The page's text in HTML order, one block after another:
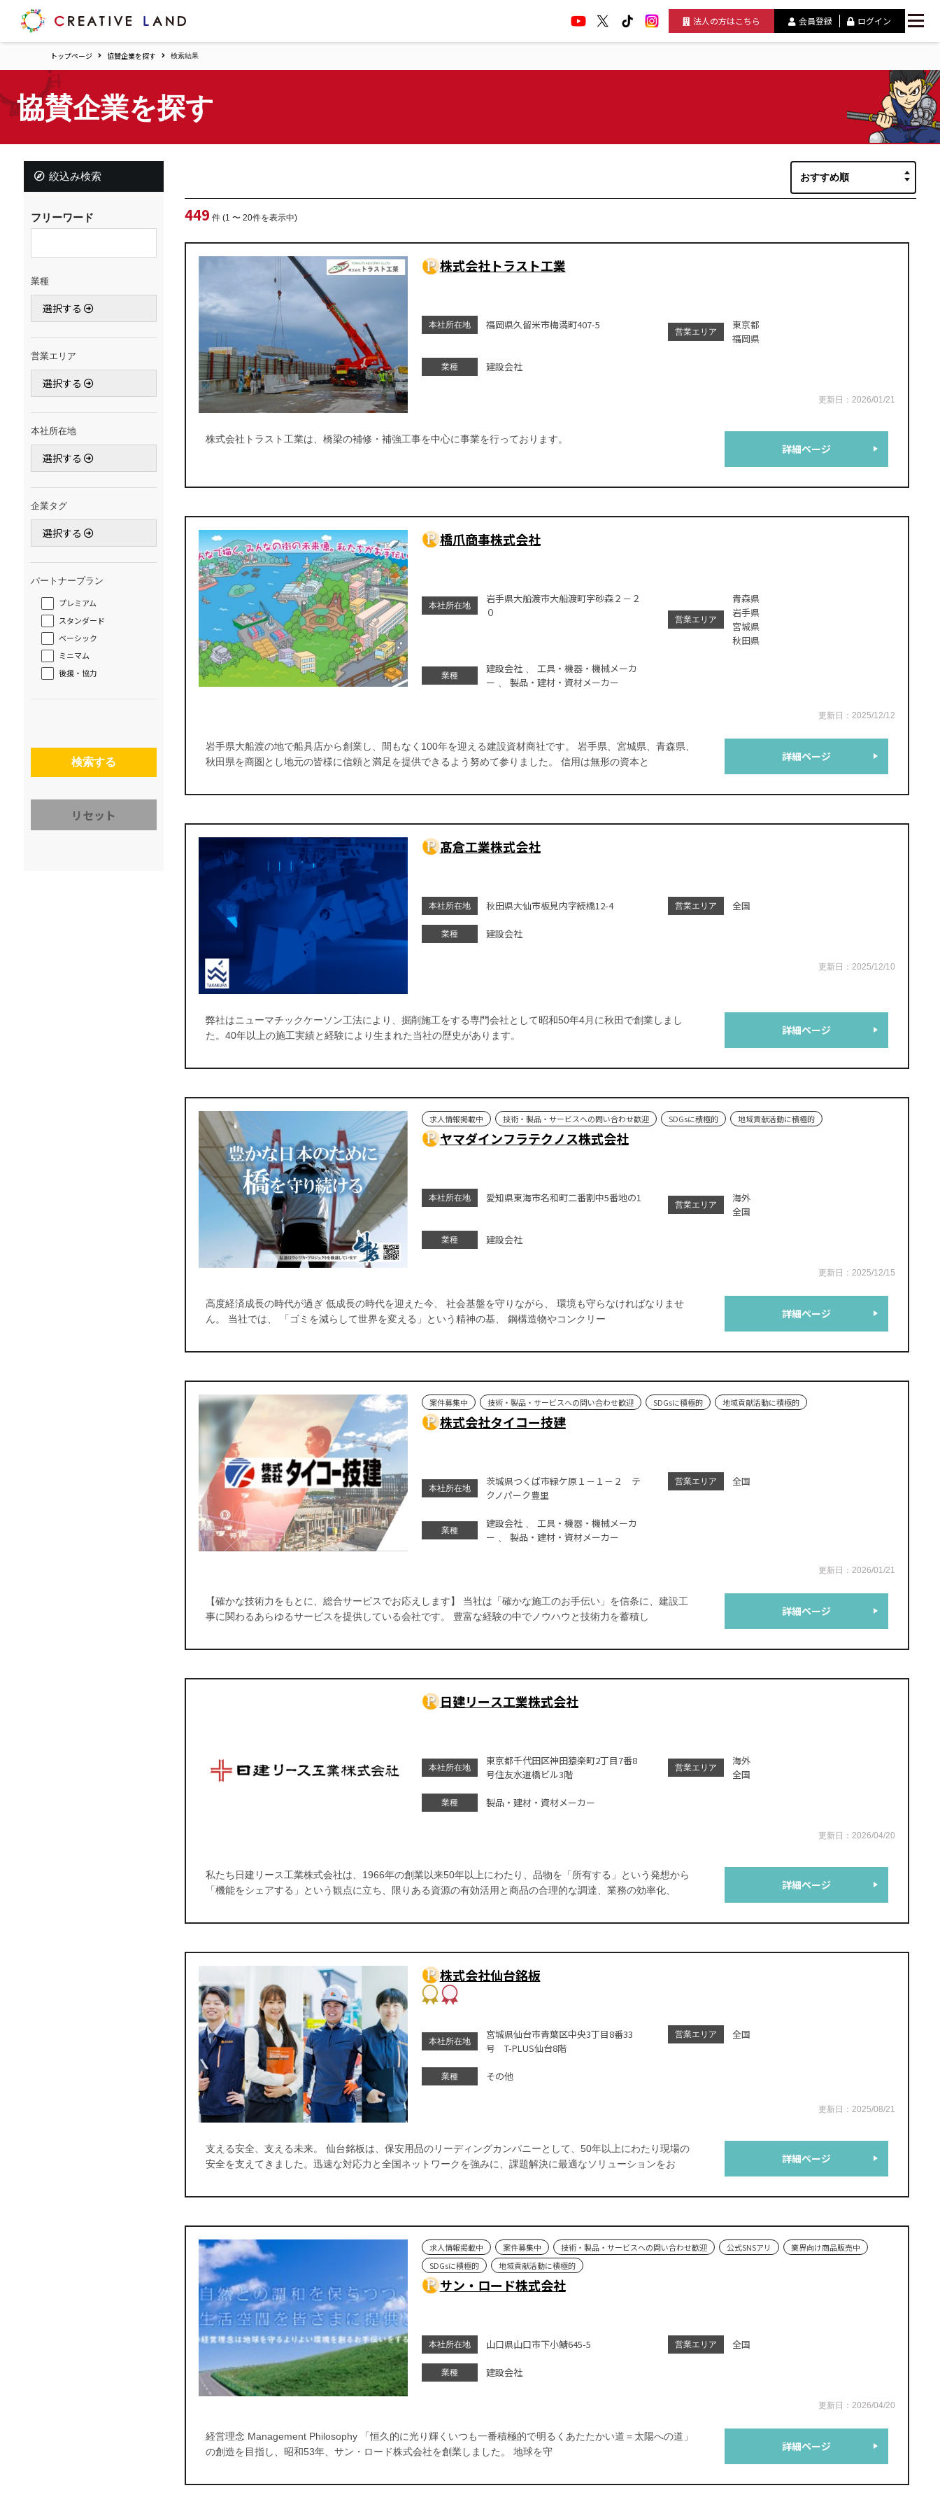
ク
リ
エ
テ
ブ
ラ
ド
ホ
ム
法人の方はこちら 会員登録 ログイン
トップページ 協賛企業を探す 検索結果
協賛企業を探す
絞込み検索
フリーワード
業種
選択する
営業エリア
選択する
本社所在地
選択する
企業タグ
選択する
パートナープラン
プレミアム
スタンダード
ベーシック
ミニマム
後援・協力
検索する
リセット
449 件 (1 〜 20件を表示中)
株式会社トラスト工業
本社所在地 福岡県久留米市梅満町407-5
営業エリア
東京都
福岡県
業種 建設会社
更新日：2026/01/21
株式会社トラスト工業は、橋梁の補修・補強工事を中心に事業を行っております。
詳細ページ
橋爪商事株式会社
本社所在地
岩手県大船渡市大船渡町字砂森２－２
０
営業エリア
青森県
岩手県
宮城県
秋田県
業種
建設会社、 工具・機器・機械メーカ
ー
製品・建材・資材メーカー
更新日：2025/12/12
岩手県大船渡の地で船具店から創業し、間もなく100年を迎える建設資材商社です。 岩手県、宮城県、青森県、
秋田県を商圏とし地元の皆様に信頼と満足を提供できるよう努めて参りました。 信用は無形の資本と
詳細ページ
髙倉工業株式会社
本社所在地 秋田県大仙市板見内字続橋12-4 営業エリア 全国
業種 建設会社
更新日：2025/12/10
弊社はニューマチックケーソン工法により、掘削施工をする専門会社として昭和50年4月に秋田で創業しまし
た。40年以上の施工実績と経験により生まれた当社の歴史があります。
詳細ページ
求人情報掲載中 技術・製品・サービスへの問い合わせ歓迎 SDGsに積極的 地域貢献活動に積極的
ヤマダインフラテクノス株式会社
本社所在地 愛知県東海市名和町二番割中5番地の1
営業エリア
海外
全国
業種 建設会社
更新日：2025/12/15
高度経済成長の時代が過ぎ 低成長の時代を迎えた今、 社会基盤を守りながら、 環境も守らなければなりませ
ん。 当社では、 「ゴミを減らして世界を変える」という精神の基、 鋼構造物やコンクリー
詳細ページ
案件募集中 技術・製品・サービスへの問い合わせ歓迎 SDGsに積極的 地域貢献活動に積極的
株式会社タイコー技建
本社所在地
茨城県つくば市緑ケ原１－１－２ テ
クノパーク豊里
営業エリア 全国
業種
建設会社、 工具・機器・機械メーカ
ー
製品・建材・資材メーカー
更新日：2026/01/21
【確かな技術力をもとに、総合サービスでお応えします】 当社は「確かな施工のお手伝い」を信条に、建設工
事に関わるあらゆるサービスを提供している会社です。 豊富な経験の中でノウハウと技術力を蓄積し
詳細ページ
日建リース工業株式会社
本社所在地
東京都千代田区神田猿楽町2丁目7番8
号住友水道橋ビル3階
営業エリア
海外
全国
業種 製品・建材・資材メーカー
更新日：2026/04/20
私たち日建リース工業株式会社は、1966年の創業以来50年以上にわたり、品物を「所有する」という発想から
「機能をシェアする」という観点に立ち、限りある資源の有効活用と商品の合理的な調達、業務の効率化、
詳細ページ
株式会社仙台銘板
本社所在地
宮城県仙台市青葉区中央3丁目8番33
号 T-PLUS仙台8階
営業エリア 全国
業種 その他
更新日：2025/08/21
支える安全、支える未来。 仙台銘板は、保安用品のリーディングカンパニーとして、50年以上にわたり現場の
安全を支えてきました。迅速な対応力と全国ネットワークを強みに、課題解決に最適なソリューションをお
詳細ページ
求人情報掲載中 案件募集中 技術・製品・サービスへの問い合わせ歓迎 公式SNSアリ
業界向け商品販売中
SDGsに積極的
地域貢献活動に積極的
サン・ロード株式会社
本社所在地 山口県山口市下小鯖645-5 営業エリア 全国
業種 建設会社
更新日：2026/04/20
経営理念 Management Philosophy 「恒久的に光り輝くいつも一番積極的で明るくあたたかい道＝太陽への道」
の創造を目指し、昭和53年、サン・ロード株式会社を創業しました。 地球を守
詳細ページ